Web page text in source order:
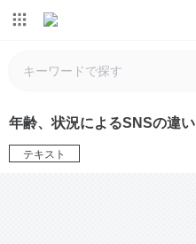
年齢、状況によるSNSの違い
テキスト